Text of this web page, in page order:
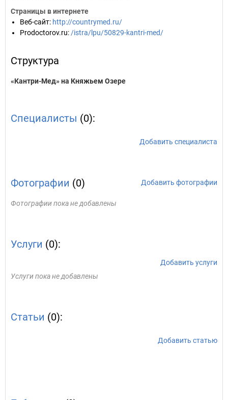
Страницы в интернете
Веб-сайт: http://countrymed.ru/
Prodoctorov.ru: /istra/lpu/50829-kantri-med/
Структура
«Кантри-Мед» на Княжьем Озере
Специалисты (0):
Добавить специалиста
Фотографии (0) Добавить фотографии
Фотографии пока не добавлены
Услуги (0):
Добавить услуги
Услуги пока не добавлены
Статьи (0):
Добавить статью